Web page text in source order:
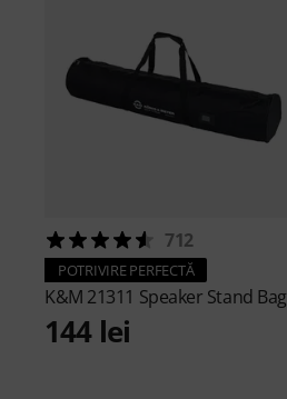
712
POTRIVIRE PERFECTĂ
K&M 21311 Speaker Stand Bag
144 lei